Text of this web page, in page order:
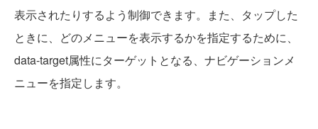
表示されたりするよう制御できます。また、タップした
ときに、どのメニューを表示するかを指定するために、
data-target属性にターゲットとなる、ナビゲーションメ
ニューを指定します。